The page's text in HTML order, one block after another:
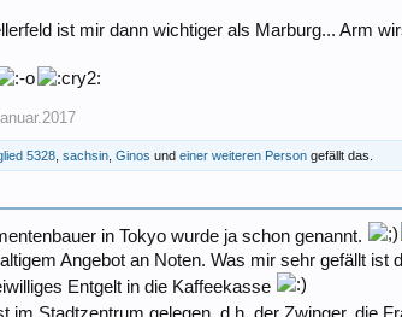
ist mir dann wichtiger als Marburg... Arm
5328 ,sachsin ,Ginos undeiner weiteren Person gefällt das.
in Tokyo wurde ja schon genannt.
Angebot an Noten. Was mir sehr gefällt
Entgelt in die Kaffeekasse